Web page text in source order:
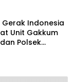
Gerak Indonesia
Unit Gakkum
Polsek